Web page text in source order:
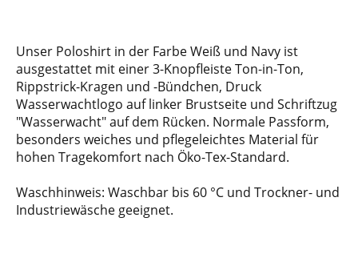
Unser Poloshirt in der Farbe Weiß und Navy ist
ausgestattet mit einer 3-Knopfleiste Ton-in-Ton,
Rippstrick-Kragen und -Bündchen, Druck
Wasserwachtlogo auf linker Brustseite und Schriftzug
"Wasserwacht" auf dem Rücken. Normale Passform,
besonders weiches und pflegeleichtes Material für
hohen Tragekomfort nach Öko-Tex-Standard.
Waschhinweis: Waschbar bis 60 °C und Trockner- und
Industriewäsche geeignet.